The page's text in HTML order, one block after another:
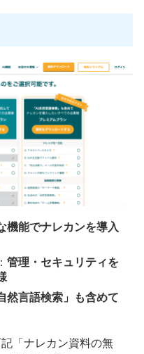
機能でナレカンを導入
管理・セキュリティを
然言語検索」も含めて
「ナレカン資料の無